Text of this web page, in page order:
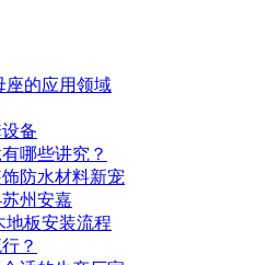
座的应用领域
备
哪些讲究？
防水材料新宠
州安嘉
地板安装流程
？